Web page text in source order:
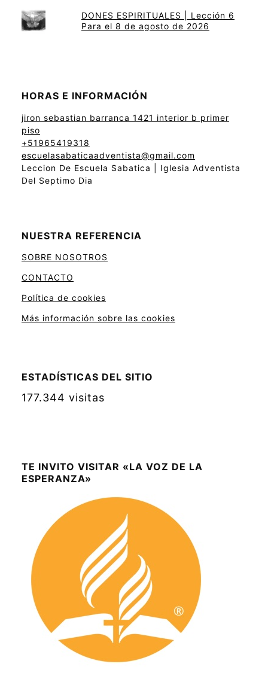
DONES ESPIRITUALES | Lección 6
Para el 8 de agosto de 2026
HORAS E INFORMACIÓN
jiron sebastian barranca 1421 interior b primer
piso
+51965419318
escuelasabaticaadventista@gmail.com
Leccion De Escuela Sabatica | Iglesia Adventista
Del Septimo Dia
NUESTRA REFERENCIA
SOBRE NOSOTROS
CONTACTO
Política de cookies
Más información sobre las cookies
ESTADÍSTICAS DEL SITIO
177.344 visitas
TE INVITO VISITAR «LA VOZ DE LA
ESPERANZA»